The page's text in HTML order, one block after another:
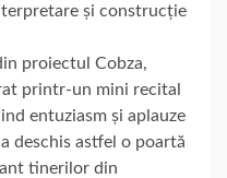
și construcție
proiectul Cobza,
printr-un mini recital
entuziasm și aplauze
deschis astfel o poartă
tinerilor din